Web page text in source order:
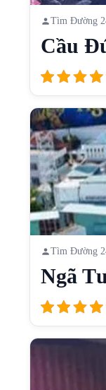
Tìm Đường
Cầu
Tìm Đường
Ngã